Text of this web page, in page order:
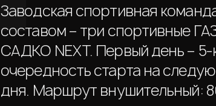
Заводская спортивная
составом – три спортивные
САДКО NEXT. Первый день –
очередность старта на
дня. Маршрут внушительный: